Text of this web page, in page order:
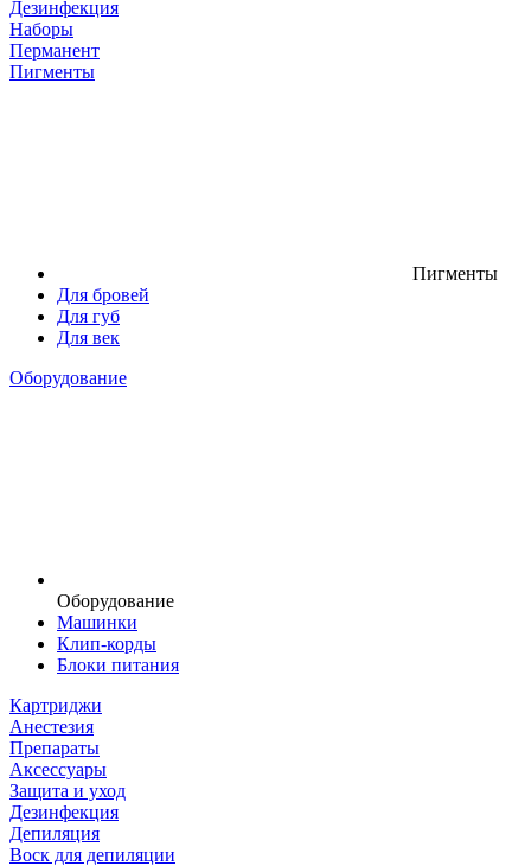
Дезинфекция
Наборы
Перманент
Пигменты
Пигменты
Для бровей
Для губ
Для век
Оборудование
Оборудование
Машинки
Клип-корды
Блоки питания
Картриджи
Анестезия
Препараты
Аксессуары
Защита и уход
Дезинфекция
Депиляция
Воск для депиляции